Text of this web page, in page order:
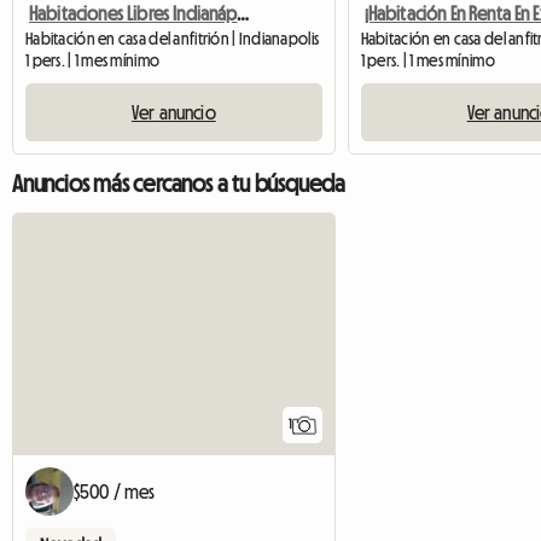
Habitaciones Libres Indianápolis
Habitación en casa del anfitrión | Indianapolis
1 pers. | 1 mes mínimo
Ver anuncio
1 pers. | 1 mes mínimo
Ver
Anuncios más cercanos a tu búsqueda
1
$500 / mes